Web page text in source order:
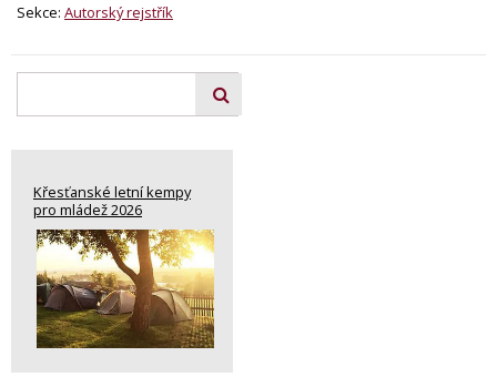
Sekce: Autorský rejstřík
Křesťanské letní kempy
pro mládež 2026